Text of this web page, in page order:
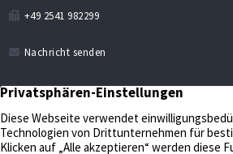
+49 2541 982299
Nachricht senden
Verkaufen
Aktuelles
Bewerten
Kontakt